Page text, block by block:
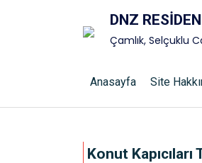
DNZ
Çamlık, Selçuklu
Anasayfa Site
Konut Kapıcıları